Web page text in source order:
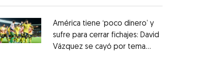
Opens in new window
América tiene ‘poco dinero’ y
sufre para cerrar fichajes: David
Vázquez se cayó por tema